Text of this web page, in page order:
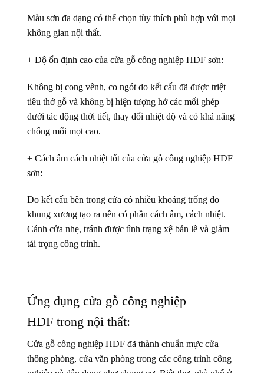
Màu sơn đa dạng có thể chọn tùy thích phù hợp với mọi
không gian nội thất.
+ Độ ổn định cao của cửa gỗ công nghiệp HDF sơn:
Không bị cong vênh, co ngót do kết cấu đã được triệt
tiêu thớ gỗ và không bị hiện tượng hở các mối ghép
dưới tác động thời tiết, thay đổi nhiệt độ và có khả năng
chống mối mọt cao.
+ Cách âm cách nhiệt tốt của cửa gỗ công nghiệp HDF
sơn:
Do kết cấu bên trong cửa có nhiều khoảng trống do
khung xương tạo ra nên có phần cách âm, cách nhiệt.
Cánh cửa nhẹ, tránh được tình trạng xệ bản lề và giảm
tải trọng công trình.
Ứng dụng cửa gỗ công nghiệp
HDF trong nội thất:
Cửa gỗ công nghiệp HDF đã thành chuẩn mực cửa
thông phòng, cửa văn phòng trong các công trình công